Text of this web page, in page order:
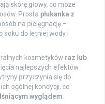
skórę głowy, co może
Prosta płukanka z
na pielęgnację –
soku do letniej wody i
kosmetyków raz lub
najlepszych efektów.
przyczynia się do
ogólnej kondycji, co
wyglądem.